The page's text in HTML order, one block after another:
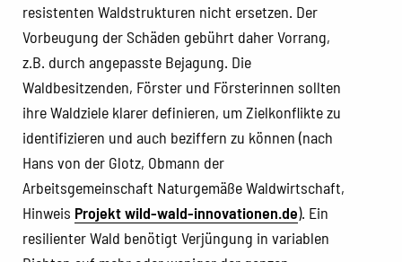
resistenten Waldstrukturen nicht ersetzen. Der
Vorbeugung der Schäden gebührt daher Vorrang,
z.B. durch angepasste Bejagung. Die
Waldbesitzenden, Förster und Försterinnen sollten
ihre Waldziele klarer definieren, um Zielkonflikte zu
identifizieren und auch beziffern zu können (nach
Hans von der Glotz, Obmann der
Arbeitsgemeinschaft Naturgemäße Waldwirtschaft,
Hinweis Projekt wild-wald-innovationen.de). Ein
resilienter Wald benötigt Verjüngung in variablen